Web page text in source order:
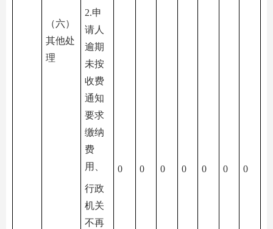
（六）
其他处
理
2.申
请人
逾期
未按
收费
通知
要求
缴纳
费
用、
行政
机关
不再
0 0 0 0 0 0 0